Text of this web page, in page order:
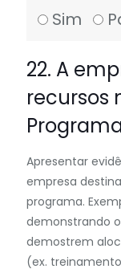
Sim
22. A
recursos
Apresentar
empresa
programa.
demonstrando
demostrem
(ex.